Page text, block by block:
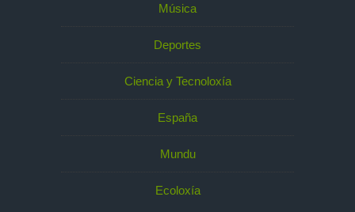
Música
Deportes
Ciencia y Tecnoloxía
España
Mundu
Ecoloxía